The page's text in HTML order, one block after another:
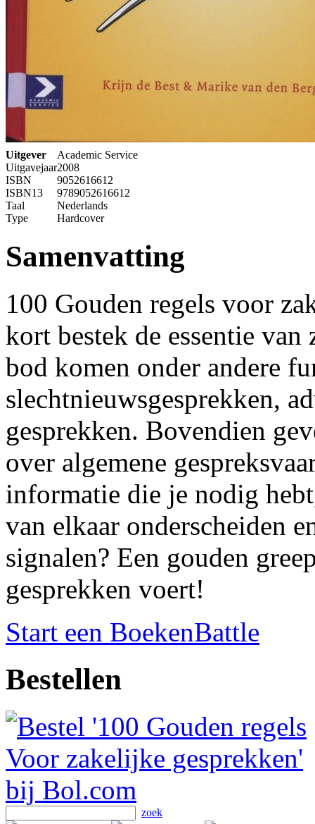
Uitgever
Academic Service
Uitgavejaar2008
ISBN
9052616612
ISBN13
9789052616612
Taal
Nederlands
Type
Hardcover
Samenvatting
100 Gouden regels voor
kort bestek de essentie
bod komen onder andere
slechtnieuwsgesprekken,
gesprekken. Bovendien
over algemene
informatie die je nodig
van elkaar onderscheiden
signalen? Een gouden
gesprekken voert!
Start een BoekenBattle
Bestellen
zoek